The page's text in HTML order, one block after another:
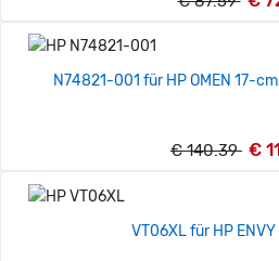
N74821-001 für HP OMEN 17-
€ 140.39 €
VT06XL für HP ENVY